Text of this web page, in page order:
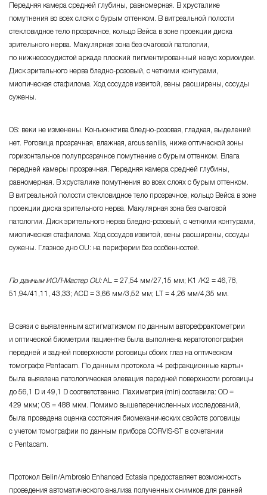
Передняя камера средней глубины, равномерная. В хрусталике
помутнения во всех слоях с бурым оттенком. В витреальной полости
стекловидное тело прозрачное, кольцо Вейса в зоне проекции диска
зрительного нерва. Макулярная зона без очаговой патологии,
по нижнесосудистой аркаде плоский пигментированный невус хориоидеи.
Диск зрительного нерва бледно-розовый, с четкими контурами,
миопическая стафилома. Ход сосудов извитой, вены расширены, сосуды
сужены.
OS: веки не изменены. Конъюнктива бледно-розовая, гладкая, выделений
нет. Роговица прозрачная, влажная, arcus senilis, ниже оптической зоны
горизонтальное полупрозрачное помутнение с бурым оттенком. Влага
передней камеры прозрачная. Передняя камера средней глубины,
равномерная. В хрусталике помутнения во всех слоях с бурым оттенком.
В витреальной полости стекловидное тело прозрачное, кольцо Вейса в зоне
проекции диска зрительного нерва. Макулярная зона без очаговой
патологии. Диск зрительного нерва бледно-розовый, с четкими контурами,
миопическая стафилома. Ход сосудов извитой, вены расширены, сосуды
сужены. Глазное дно OU: на периферии без особенностей.
По данным ИОЛ-МастерOU:AL = 27,54 мм/27,15 мм; K1 /K2 = 46,78,
51,94/41,11, 43,33; ACD = 3,66 мм/3,52 мм; LT = 4,26 мм/4,35 мм.
В связи с выявленным астигматизмом по данным авторефрактометрии
и оптической биометрии пациентке была выполнена кератотопография
передней и задней поверхности роговицы обоих глаз на оптическом
томографе Pentacam. По данным протокола «4 рефракционные карты»
была выявлена патологическая элевация передней поверхности роговицы
до 56,1 D и 49,1 D соответственно. Пахиметрия (min) составила: OD =
429 мкм; OS = 488 мкм. Помимо вышеперечисленных исследований,
была проведена оценка состояния биомеханических свойств роговицы
с учетом томографии по данным прибора CORVIS-ST в сочетании
с Pentacam.
Протокол Belin/Ambrosio Enhanced Ectasia предоставляет возможность
проведения автоматического анализа полученных снимков для ранней